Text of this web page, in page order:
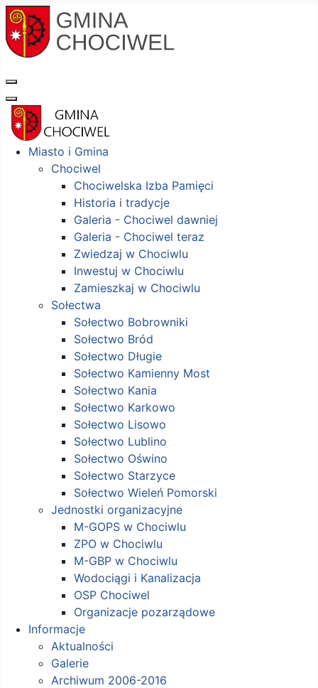
Miasto i Gmina
Chociwel
Chociwelska Izba Pamięci
Historia i tradycje
Galeria - Chociwel dawniej
Galeria - Chociwel teraz
Zwiedzaj w Chociwlu
Inwestuj w Chociwlu
Zamieszkaj w Chociwlu
Sołectwa
Sołectwo Bobrowniki
Sołectwo Bród
Sołectwo Długie
Sołectwo Kamienny Most
Sołectwo Kania
Sołectwo Karkowo
Sołectwo Lisowo
Sołectwo Lublino
Sołectwo Oświno
Sołectwo Starzyce
Sołectwo Wieleń Pomorski
Jednostki organizacyjne
M-GOPS w Chociwlu
ZPO w Chociwlu
M-GBP w Chociwlu
Wodociągi i Kanalizacja
OSP Chociwel
Organizacje pozarządowe
Informacje
Aktualności
Galerie
Archiwum 2006-2016